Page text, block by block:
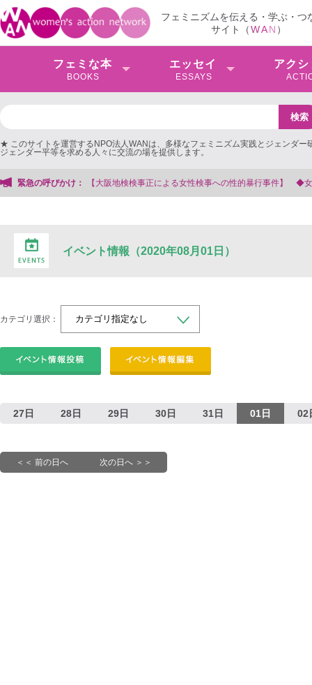
フェミニズムを伝える・学ぶ・つ
サイト（WAN ）
フェミな本
BOOKS
エッセイ
ESSAYS
アクシ
★ このサイトを運営するNPO法人WANは、多様なフェミニズム実践とジェンダー
ジェンダー平等を求める人々に交流の場を提供します。
緊急の呼びかけ：
検事正による女性検事への性的暴行事件】 ◆女性検事を支援する会事務局
イベント情報（2020年08月01日）
カテゴリ選択：
27日 28日 29日 30日 31日 01日 02
＜＜ 前の日へ 次の日へ ＞＞